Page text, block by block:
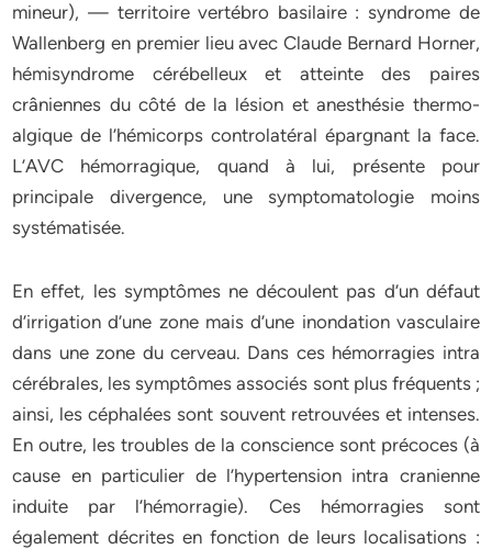
mineur), — territoire vertébro basilaire : syndrome de
Wallenberg en premier lieu avec Claude Bernard Horner,
hémisyndrome cérébelleux et atteinte des paires
crâniennes du côté de la lésion et anesthésie thermo-
algique de l’hémicorps controlatéral épargnant la face.
L’AVC hémorragique, quand à lui, présente pour
principale divergence, une symptomatologie moins
systématisée.
En effet, les symptômes ne découlent pas d’un défaut
d’irrigation d’une zone mais d’une inondation vasculaire
dans une zone du cerveau. Dans ces hémorragies intra
cérébrales, les symptômes associés sont plus fréquents ;
ainsi, les céphalées sont souvent retrouvées et intenses.
En outre, les troubles de la conscience sont précoces (à
cause en particulier de l’hypertension intra cranienne
induite par l’hémorragie). Ces hémorragies sont
également décrites en fonction de leurs localisations :